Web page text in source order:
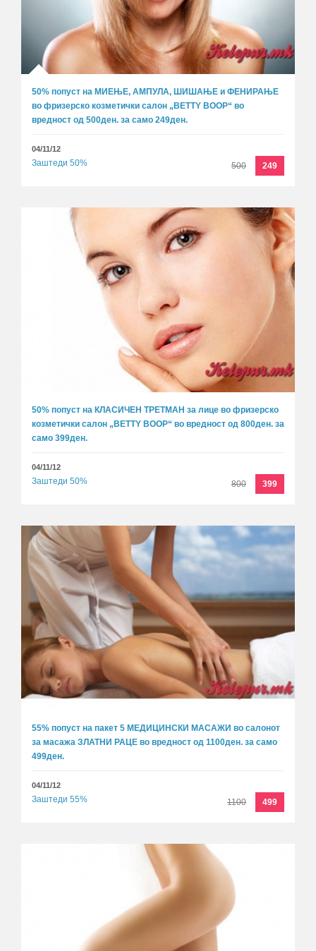
50% попуст на МИЕЊЕ, АМПУЛА, ШИШАЊЕ и ФЕНИРАЊЕ
во фризерско козметички салон „BETTY BOOP“ во
вредност од 500ден. за само 249ден.
04/11/12
Заштеди 50% 500 249
50% попуст на КЛАСИЧЕН ТРЕТМАН за лице во фризерско
козметички салон „BETTY BOOP“ во вредност од 800ден. за
само 399ден.
04/11/12
Заштеди 50% 800 399
55% попуст на пакет 5 МЕДИЦИНСКИ МАСАЖИ во салонот
за масажа ЗЛАТНИ РАЦЕ во вредност од 1100ден. за само
499ден.
04/11/12
Заштеди 55% 1100 499